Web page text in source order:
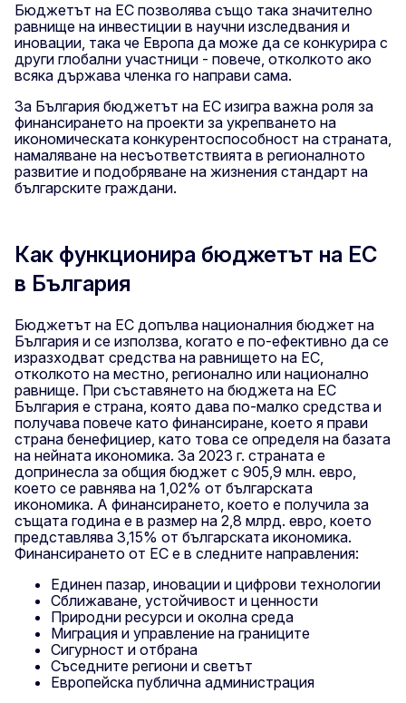
Бюджетът на ЕС позволява също така значително
равнище на инвестиции в научни изследвания и
иновации, така че Европа да може да се конкурира с
други глобални участници - повече, отколкото ако
всяка държава членка го направи сама.
За България бюджетът на ЕС изигра важна роля за
финансирането на проекти за укрепването на
икономическата конкурентоспособност на страната,
намаляване на несъответствията в регионалното
развитие и подобряване на жизнения стандарт на
българските граждани.
Как функционира бюджетът на ЕС
в България
Бюджетът на ЕС допълва националния бюджет на
България и се използва, когато е по-ефективно да се
изразходват средства на равнището на ЕС,
отколкото на местно, регионално или национално
равнище. При съставянето на бюджета на ЕС
България е страна, която дава по-малко средства и
получава повече като финансиране, което я прави
страна бенефициер, като това се определя на базата
на нейната икономика. За 2023 г. страната е
допринесла за общия бюджет с 905,9 млн. евро,
което се равнява на 1,02% от българската
икономика. А финансирането, което е получила за
същата година е в размер на 2,8 млрд. евро, което
представлява 3,15% от българската икономика.
Финансирането от ЕС е в следните направления:
Единен пазар, иновации и цифрови технологии
Сближаване, устойчивост и ценности
Природни ресурси и околна среда
Миграция и управление на границите
Сигурност и отбрана
Съседните региони и светът
Европейска публична администрация